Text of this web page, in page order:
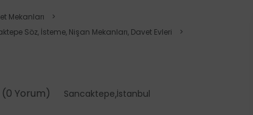
Mekanları
>
Söz, İsteme, Nişan Mekanları, Davet Evleri
>
(0 Yorum) Sancaktepe,İstanbul